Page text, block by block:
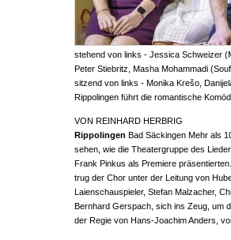
stehend von links - Jessica Schweizer
Peter Stiebritz, Masha Mohammadi
sitzend von links - Monika Krešo,
Rippolingen führt die romantische
VON REINHARD HERBRIG
Rippolingen Bad Säckingen Mehr als
sehen, wie die Theatergruppe des
Frank Pinkus als Premiere
trug der Chor unter der Leitung von
Laienschauspieler, Stefan Malzacher,
Bernhard Gerspach, sich ins Zeug, um
der Regie von Hans-Joachim Anders,